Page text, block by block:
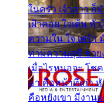
ในครัว เจ้าสาว ก็
เฝ้าคอย ใจเต้น หั
ความใน ใจ เศร้า
ท่ามความสุขี ช่วย
เมื่อไรหนอจะ โช
มา คือหน้าที่เก่า
คือหยังเขา มีงาน